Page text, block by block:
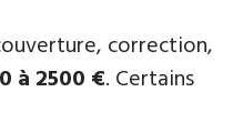
correction,
à 2500 €. Certains